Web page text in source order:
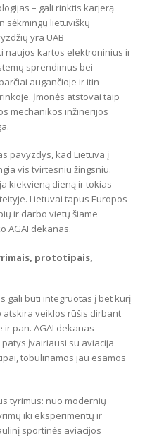
– gali rinktis karjerą
sėkmingų lietuviškų
yra UAB
naujos kartos elektroninius ir
sprendimus bei
augančioje ir itin
Įmonės atstovai taip
mechanikos inžinerijos
pavyzdys, kad Lietuva į
vis tvirtesniu žingsniu.
kiekvieną dieną ir tokias
Lietuvai tapus Europos
ir darbo vietų šiame
AGAI dekanas.
prototipais,
gali būti integruotas į bet kurį
veiklos rūšis dirbant
pan. AGAI dekanas
įvairiausi su aviacija
tobulinamos jau esamos
tyrimus: nuo modernių
iki eksperimentų ir
sportinės aviacijos